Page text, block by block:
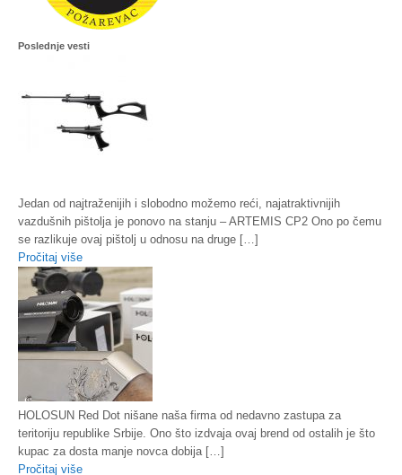
Poslednje vesti
Jedan od najtraženijih i slobodno možemo reći, najatraktivnijih
vazdušnih pištolja je ponovo na stanju – ARTEMIS CP2 Ono po čemu
se razlikuje ovaj pištolj u odnosu na druge […]
Pročitaj više
HOLOSUN Red Dot nišane naša firma od nedavno zastupa za
teritoriju republike Srbije. Ono što izdvaja ovaj brend od ostalih je što
kupac za dosta manje novca dobija […]
Pročitaj više